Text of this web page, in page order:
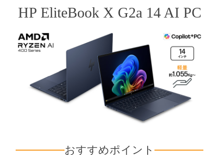
HP EliteBook X G2a 14 AI PC
おすすめポイント